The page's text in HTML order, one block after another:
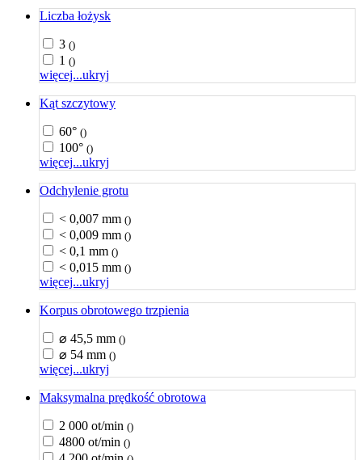
Liczba łożysk
3 ()
1 ()
więcej...ukryj
Kąt szczytowy
60° ()
100° ()
więcej...ukryj
Odchylenie grotu
< 0,007 mm ()
< 0,009 mm ()
< 0,1 mm ()
< 0,015 mm ()
więcej...ukryj
Korpus obrotowego trzpienia
⌀ 45,5 mm ()
⌀ 54 mm ()
więcej...ukryj
Maksymalna prędkość obrotowa
2 000 ot/min ()
4800 ot/min ()